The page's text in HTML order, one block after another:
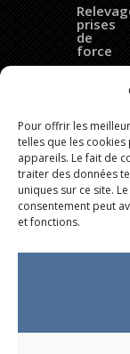
Pour offrir les
telles que les
appareils. Le fait de
traiter des données
uniques sur ce site.
consentement peut
et fonctions.
prises
de
force
Lames
Copyright ©